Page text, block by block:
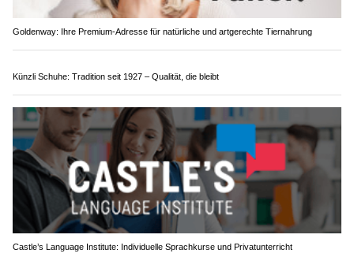
Goldenway: Ihre Premium-Adresse für natürliche und artgerechte Tiernahrung